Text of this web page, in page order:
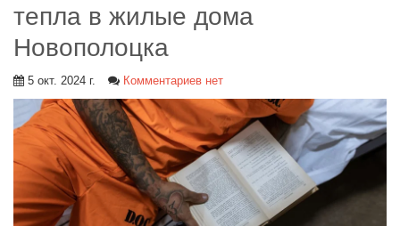
тепла в жилые дома
Новополоцка
5 окт. 2024 г. Комментариев нет